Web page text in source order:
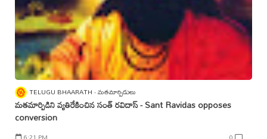
TELUGU BHAARATH మతమార్పిడులు
మతమార్పిడిని వ్యతిరేకించిన సంత్‌ రవిదాస్‌ - Sant Ravidas opposes
conversion